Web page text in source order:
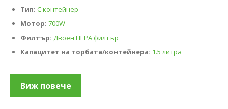
Тип: С контейнер
Мотор: 700W
Филтър: Двоен HEPA филтър
Капацитет на торбата/контейнера: 1.5 литра
Виж повече